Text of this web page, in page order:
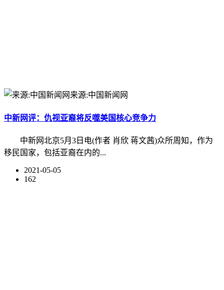
来源:中国新闻网
中新网评：仇视亚裔将反噬美国核心竞争力
中新网北京5月3日电(作者 肖欣 蒋文茜)众所周知，作为
移民国家，包括亚裔在内的...
2021-05-05
162